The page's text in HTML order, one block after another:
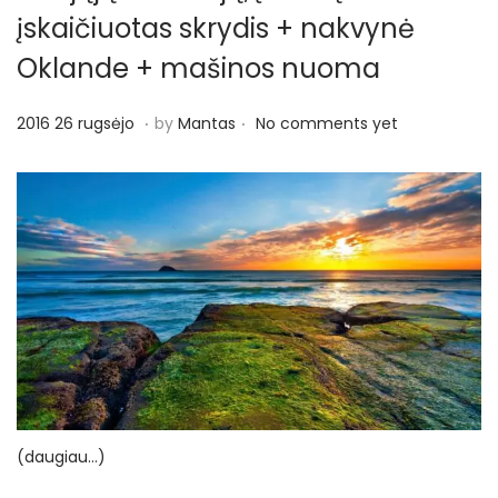
n
įskaičiuotas skrydis + nakvynė
Oklande + mašinos nuoma
P
t
e
d
o
n
2016 26 rugsėjo 2
6
2
6
r
u
g
s
ė
. by Mantas . No comments yet
(daugiau…)